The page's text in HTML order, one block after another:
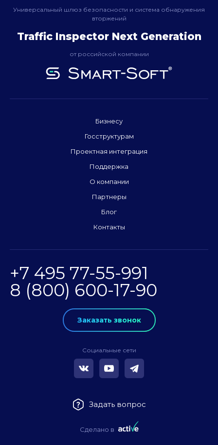
Универсальный шлюз безопасности и система обнаружения
вторжений
Traffic Inspector Next Generation
от российской компании
Бизнесу
Госструктурам
Проектная интеграция
Поддержка
О компании
Партнеры
Блог
Контакты
+7 495 77-55-991
8 (800) 600-17-90
Заказать звонок
Социальные сети
Задать вопрос
Сделано в